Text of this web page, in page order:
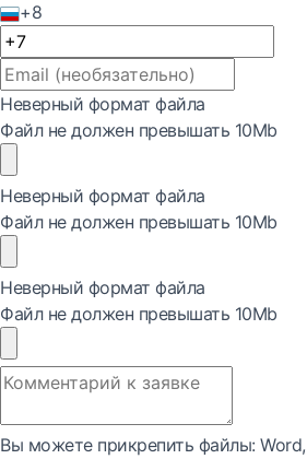
+8
Неверный формат файла
Файл не должен превышать 10Mb
Неверный формат файла
Файл не должен превышать 10Mb
Неверный формат файла
Файл не должен превышать 10Mb
Вы можете прикрепить файлы: Word,